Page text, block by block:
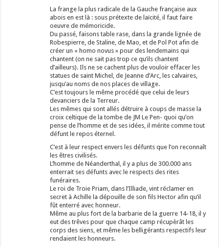
La frange la plus radicale de la Gauche française aux
abois en est là : sous prétexte de laïcité, il faut faire
oeuvre de mémoricide.
Du passé, faisons table rase, dans la grande lignée de
Robespierre, de Staline, de Mao, et de Pol Pot afin de
créer un « homo novus » pour des lendemains qui
chantent (on ne sait pas trop ce qu’ils chantent
d’ailleurs). Ils ne se cachent plus de vouloir effacer les
statues de saint Michel, de Jeanne d’Arc, les calvaires,
jusqu’au noms de nos places de village.
C’est toujours le même procédé que celui de leurs
devanciers de la Terreur.
Les mêmes qui sont allés détruire à coups de masse la
croix celtique de la tombe de JM Le Pen- quoi qu’on
pense de l’homme et de ses idées, il mérite comme tout
défunt le repos éternel.
C’est à leur respect envers les défunts que l’on reconnaît
les êtres civilisés.
L’homme de Néanderthal, il y a plus de 300.000 ans
enterrait ses défunts avec le respects des rites
funéraires.
Le roi de Troie Priam, dans l’Illiade, vint réclamer en
secret à Achille la dépouille de son fils Hector afin qu’il
fût enterré avec honneur.
Même au plus fort de la barbarie de la guerre 14-18, il y
eut des trêves pour que chaque camp récupèrât les
corps des siens, et même les belligérants respectifs leur
rendaient les honneurs.